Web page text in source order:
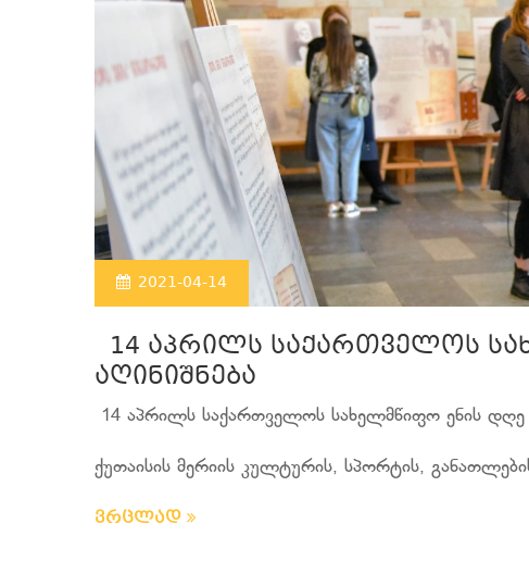
2021-04-14
14 აპრილს საქართველოს
აღინიშნება
14 აპრილს საქართველოს სახელმწიფო ენის დღე
ქუთაისის მერიის კულტურის, სპორტის,
ვრცლად